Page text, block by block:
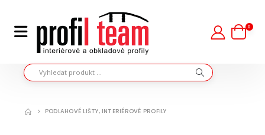
0
PODLAHOVÉ LIŠTY, INTERIÉROVÉ PROFILY